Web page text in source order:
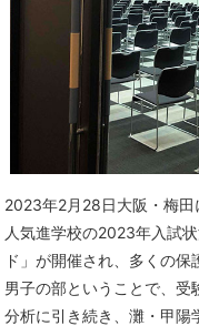
2023年2月28日大阪・梅田
人気進学校の2023年入試
ド」が開催され、多くの
男子の部ということで、
分析に引き続き、灘・甲陽